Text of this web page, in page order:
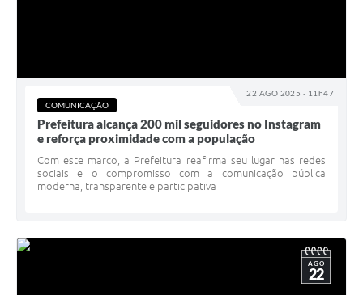
22 AGO 2025 - 11h47
COMUNICAÇÃO
Prefeitura alcança 200 mil seguidores no Instagram
e reforça proximidade com a população
Com este marco, a Prefeitura reafirma seu lugar nas redes
sociais e o compromisso com a comunicação pública
moderna, transparente e participativa
AGO
22